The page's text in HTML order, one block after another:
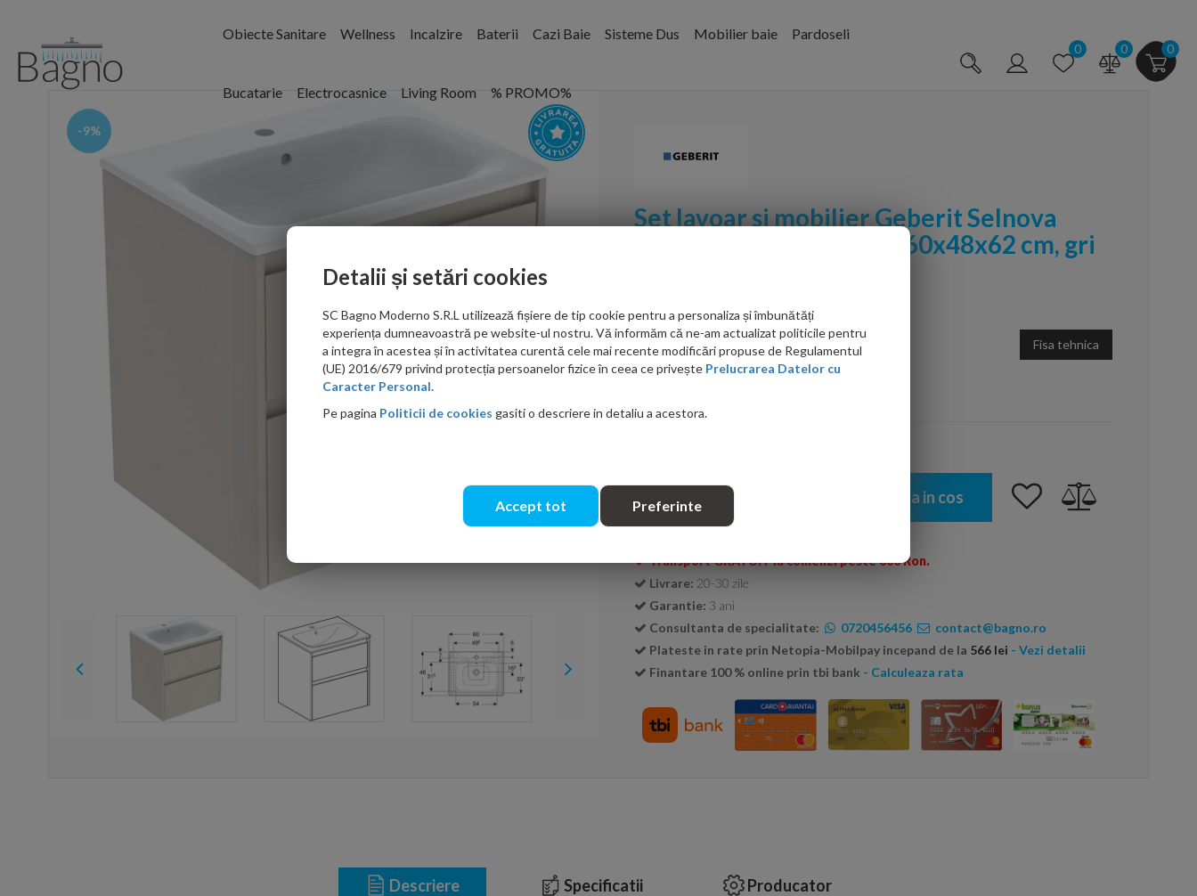
Obiecte Sanitare Wellness Incalzire Baterii Cazi Baie Sisteme Dus Mobilier baie Pardoseli
Bucatarie Electrocasnice Living Room % PROMO%
0 0 0
-9%
Set lavoar si mobilier Geberit Selnova
Square cu doua sertare, 60x48x62 cm, gri
PRP: 3,698.00 RON
3,395.00 RON Fisa tehnica
Adauga in cos
Transport GRATUIT la comenzi peste 600 Ron.
Livrare: 20-30 zile
Garantie: 3 ani
Consultanta de specialitate:
0720456456
contact@bagno.ro
Plateste in rate prin Netopia-Mobilpay incepand de la 566 lei - Vezi detalii
Finantare 100 % online prin tbi bank - Calculeaza rata
Descriere Specificatii
Producator
Detalii și setări cookies
SC Bagno Moderno S.R.L utilizează fișiere de tip cookie pentru a personaliza și îmbunătăți
experiența dumneavoastră pe website-ul nostru. Vă informăm că ne-am actualizat politicile pentru
a integra în acestea și în activitatea curentă cele mai recente modificări propuse de Regulamentul
(UE) 2016/679 privind protecția persoanelor fizice în ceea ce privește Prelucrarea Datelor cu
Caracter Personal.
Pe pagina Politicii de cookies gasiti o descriere in detaliu a acestora.
Accept tot Preferinte